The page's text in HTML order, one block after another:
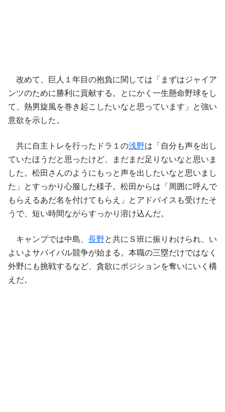
改めて、巨人１年目の抱負に関しては「まずはジャイア
ンツのために勝利に貢献する。とにかく一生懸命野球をし
て、熱男旋風を巻き起こしたいなと思っています」と強い
意欲を示した。
共に自主トレを行ったドラ１の浅野は「自分も声を出し
ていたほうだと思ったけど、まだまだ足りないなと思いま
した。松田さんのようにもっと声を出したいなと思いまし
た」とすっかり心服した様子。松田からは「周囲に呼んで
もらえるあだ名を付けてもらえ」とアドバイスも受けたそ
うで、短い時間ながらすっかり溶け込んだ。
キャンプでは中島、 長野と共にＳ班に振りわけられ、い
よいよサバイバル競争が始まる。本職の三塁だけではなく
外野にも挑戦するなど、貪欲にポジションを奪いにいく構
えだ。